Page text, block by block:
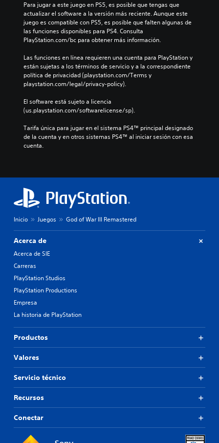
Para jugar a este juego en PS5, es posible que tengas que
actualizar el software a la versión más reciente. Aunque este
juego es compatible con PS5, es posible que falten algunas de
las funciones disponibles para PS4. Consulta
PlayStation.com/bc para obtener más información.
Las funciones en línea requieren una cuenta para PlayStation y
están sujetas a los términos de servicio y a la correspondiente
política de privacidad (playstation.com/Terms y
playstation.com/legal/privacy-policy).
El software está sujeto a licencia
(us.playstation.com/softwarelicense/sp).
Tarifa única para jugar en el sistema PS4™ principal designado
de la cuenta y en otros sistemas PS4™ al iniciar sesión con esa
cuenta.
Inicio Juegos God of War III Remastered
Acerca de
Acerca de SIE
Carreras
PlayStation Studios
PlayStation Productions
Empresa
La historia de PlayStation
Productos
Valores
Servicio técnico
Recursos
Conectar